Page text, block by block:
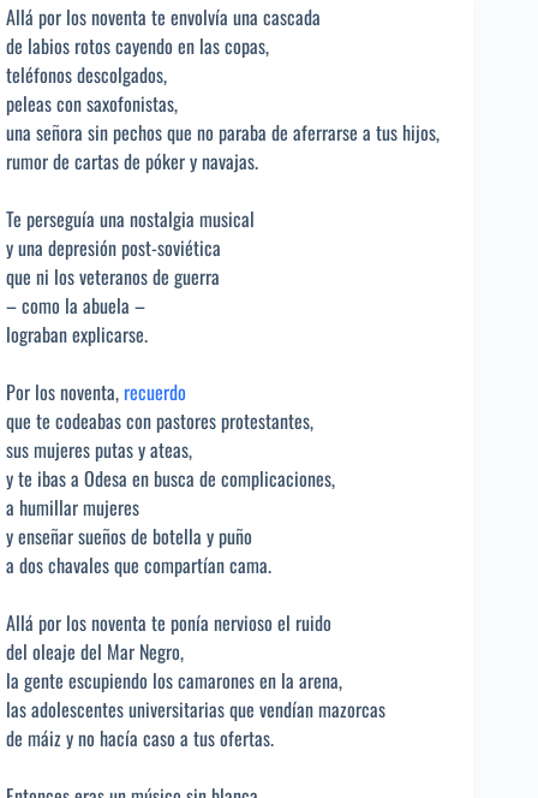
Allá por los noventa te envolvía una cascada
de labios rotos cayendo en las copas,
teléfonos descolgados,
peleas con saxofonistas,
una señora sin pechos que no paraba de aferrarse a tus hijos,
rumor de cartas de póker y navajas.
Te perseguía una nostalgia musical
y una depresión post-soviética
que ni los veteranos de guerra
– como la abuela –
lograban explicarse.
Por los noventa, recuerdo
que te codeabas con pastores protestantes,
sus mujeres putas y ateas,
y te ibas a Odesa en busca de complicaciones,
a humillar mujeres
y enseñar sueños de botella y puño
a dos chavales que compartían cama.
Allá por los noventa te ponía nervioso el ruido
del oleaje del Mar Negro,
la gente escupiendo los camarones en la arena,
las adolescentes universitarias que vendían mazorcas
de máiz y no hacía caso a tus ofertas.